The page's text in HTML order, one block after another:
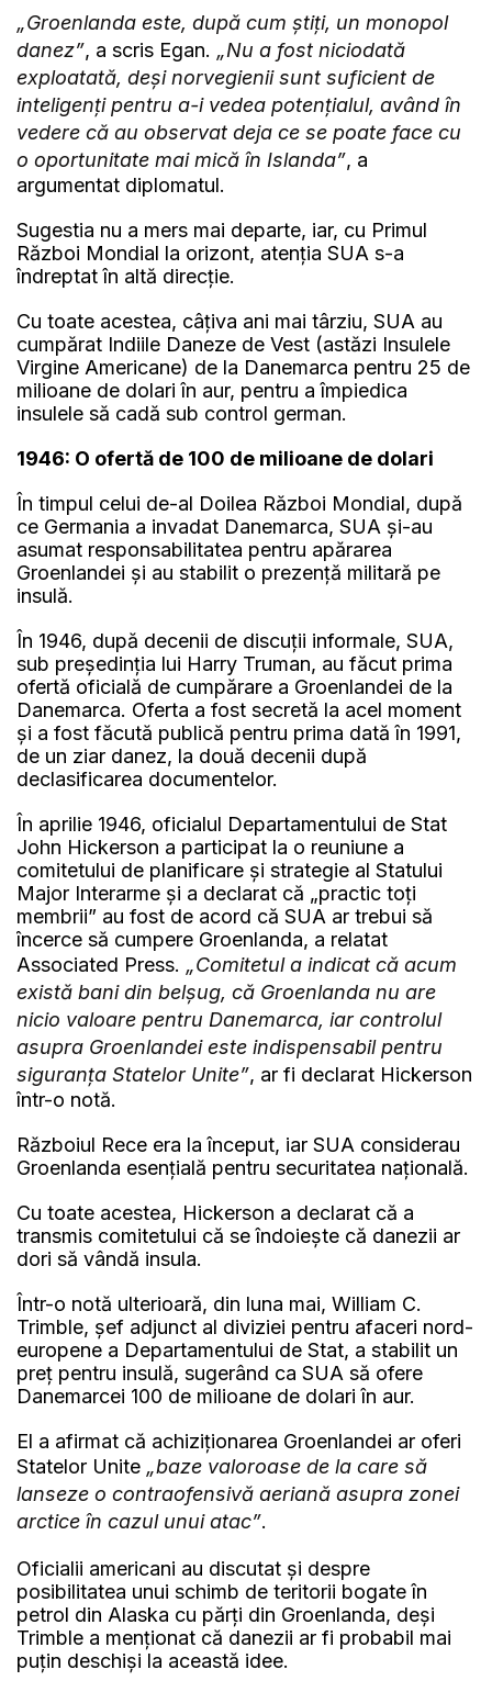
„Groenlanda este, după cum știți, un monopol
danez”, a scris Egan. „Nu a fost niciodată
exploatată, deși norvegienii sunt suficient de
inteligenți pentru a-i vedea potențialul, având în
vedere că au observat deja ce se poate face cu
o oportunitate mai mică în Islanda”, a
argumentat diplomatul.
Sugestia nu a mers mai departe, iar, cu Primul
Război Mondial la orizont, atenția SUA s-a
îndreptat în altă direcție.
Cu toate acestea, câțiva ani mai târziu, SUA au
cumpărat Indiile Daneze de Vest (astăzi Insulele
Virgine Americane) de la Danemarca pentru 25 de
milioane de dolari în aur, pentru a împiedica
insulele să cadă sub control german.
1946: O ofertă de 100 de milioane de dolari
În timpul celui de-al Doilea Război Mondial, după
ce Germania a invadat Danemarca, SUA și-au
asumat responsabilitatea pentru apărarea
Groenlandei și au stabilit o prezență militară pe
insulă.
În 1946, după decenii de discuții informale, SUA,
sub președinția lui Harry Truman, au făcut prima
ofertă oficială de cumpărare a Groenlandei de la
Danemarca. Oferta a fost secretă la acel moment
și a fost făcută publică pentru prima dată în 1991,
de un ziar danez, la două decenii după
declasificarea documentelor.
În aprilie 1946, oficialul Departamentului de Stat
John Hickerson a participat la o reuniune a
comitetului de planificare și strategie al Statului
Major Interarme și a declarat că „practic toți
membrii” au fost de acord că SUA ar trebui să
încerce să cumpere Groenlanda, a relatat
Associated Press. „Comitetul a indicat că acum
există bani din belșug, că Groenlanda nu are
nicio valoare pentru Danemarca, iar controlul
asupra Groenlandei este indispensabil pentru
siguranța Statelor Unite”, ar fi declarat Hickerson
într-o notă.
Războiul Rece era la început, iar SUA considerau
Groenlanda esențială pentru securitatea națională.
Cu toate acestea, Hickerson a declarat că a
transmis comitetului că se îndoiește că danezii ar
dori să vândă insula.
Într-o notă ulterioară, din luna mai, William C.
Trimble, șef adjunct al diviziei pentru afaceri nord-
europene a Departamentului de Stat, a stabilit un
preț pentru insulă, sugerând ca SUA să ofere
Danemarcei 100 de milioane de dolari în aur.
El a afirmat că achiziționarea Groenlandei ar oferi
Statelor Unite „baze valoroase de la care să
lanseze o contraofensivă aeriană asupra zonei
arctice în cazul unui atac”.
Oficialii americani au discutat și despre
posibilitatea unui schimb de teritorii bogate în
petrol din Alaska cu părți din Groenlanda, deși
Trimble a menționat că danezii ar fi probabil mai
puțin deschiși la această idee.